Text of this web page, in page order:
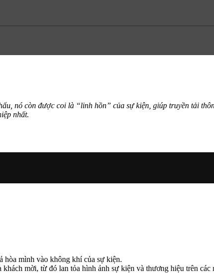
nó còn được coi là “linh hồn” của sự kiện, giúp truyền tải
nhất.
hòa mình vào không khí của sự kiện.
mời, từ đó lan tỏa hình ảnh sự kiện và thương hiệu trên các